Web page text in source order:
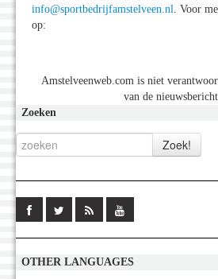
info@sportbedrijfamstelveen.nl
. Voor
op:
Amstelveenweb.com is niet
van de
Zoeken
OTHER LANGUAGES